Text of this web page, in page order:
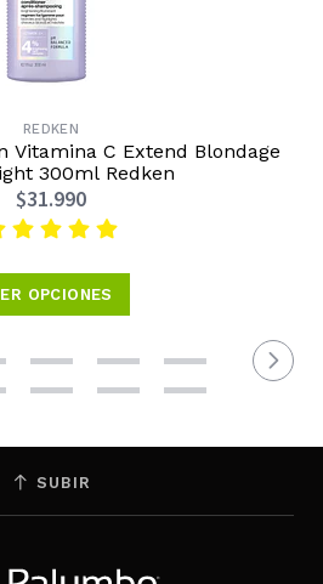
REDKEN
Vitamina C Extend Blondage
300ml Redken
$31.990
OPCIONES
SUBIR